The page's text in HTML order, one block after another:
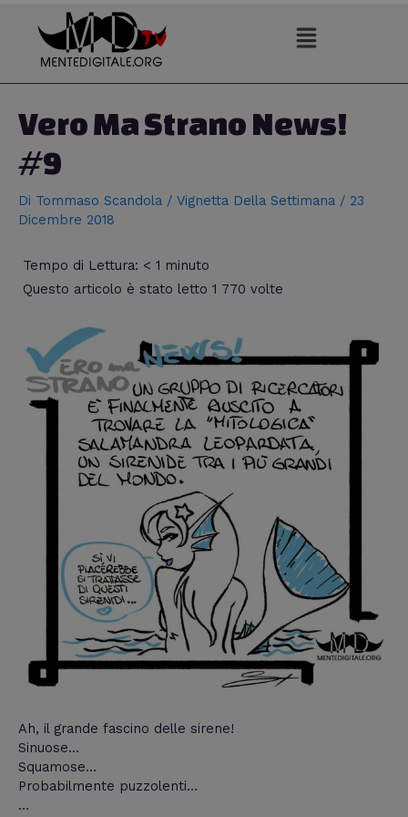
contenuto
Vero Ma Strano News!
#9
Di Tommaso Scandola / Vignetta Della Settimana / 23
Dicembre 2018
Tempo di Lettura: < 1 minuto
Questo articolo è stato letto 1 770 volte
Ah, il grande fascino delle sirene!
Sinuose…
Squamose…
Probabilmente puzzolenti…
…
articoli